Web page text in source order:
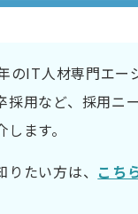
のIT人材専門エ
採用など、採用ニ
ます。
たい方は、 こち